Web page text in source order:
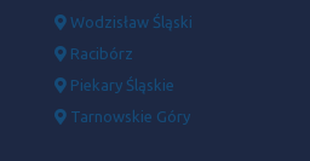
Wodzisław Śląski
Racibórz
Piekary Śląskie
Tarnowskie Góry